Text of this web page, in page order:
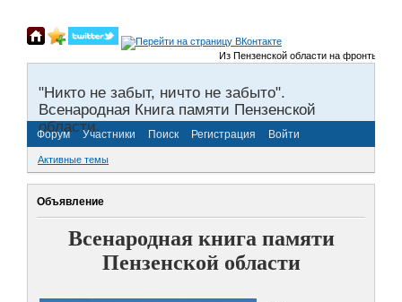
Из Пензенской области на фронты
"Никто не забыт, ничто не забыто".
Всенародная Книга памяти Пензенской
области.
Форум Участники Поиск Регистрация Войти
Активные темы
Объявление
Всенародная книга памяти
Пензенской области